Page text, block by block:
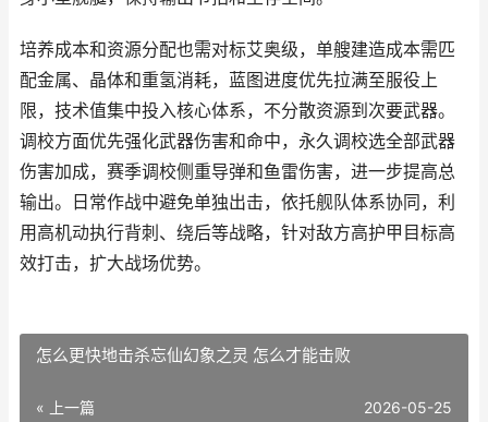
培养成本和资源分配也需对标艾奥级，单艘建造成本需匹
配金属、晶体和重氢消耗，蓝图进度优先拉满至服役上
限，技术值集中投入核心体系，不分散资源到次要武器。
调校方面优先强化武器伤害和命中，永久调校选全部武器
伤害加成，赛季调校侧重导弹和鱼雷伤害，进一步提高总
输出。日常作战中避免单独出击，依托舰队体系协同，利
用高机动执行背刺、绕后等战略，针对敌方高护甲目标高
效打击，扩大战场优势。
怎么更快地击杀忘仙幻象之灵 怎么才能击败
« 上一篇 2026-05-25